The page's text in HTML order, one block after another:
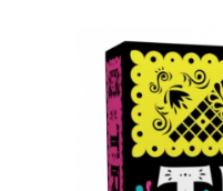
OLOHRANÍ